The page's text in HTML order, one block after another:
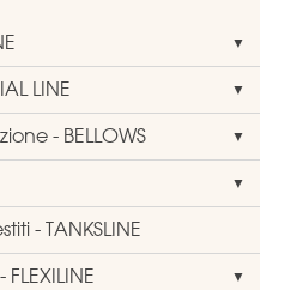
LINE
- BELLOWS
- TANKSLINE